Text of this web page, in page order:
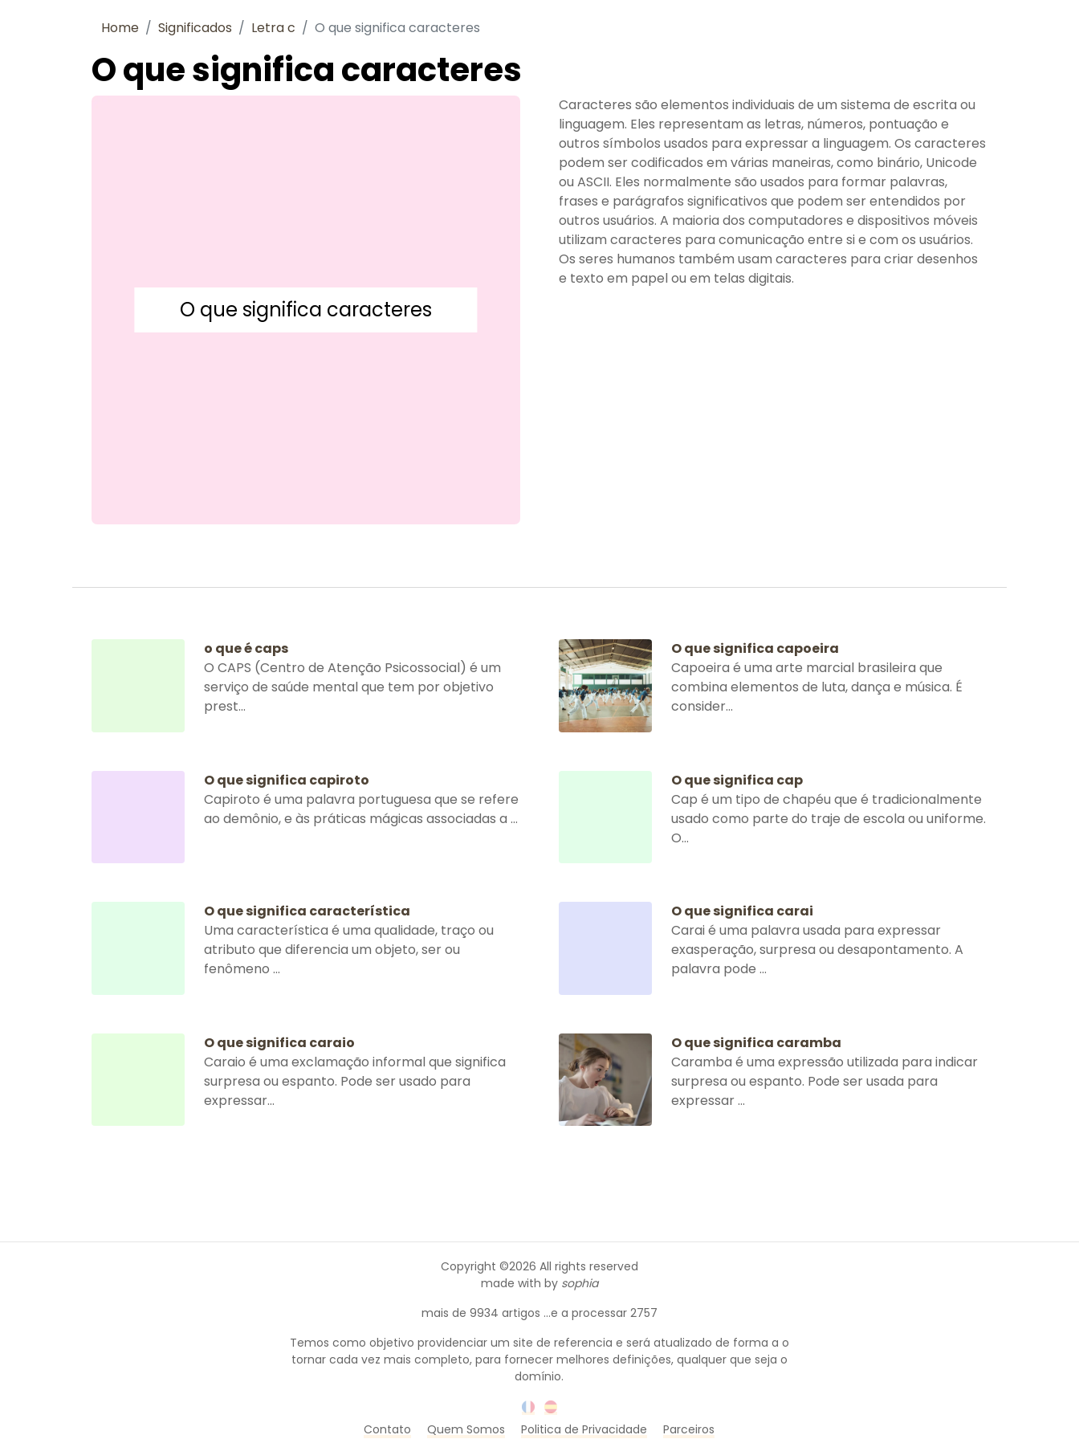
Home Significados Letra c O que significa caracteres
O que significa caracteres
O que significa caracteres
Caracteres são elementos individuais de um sistema de escrita ou
linguagem. Eles representam as letras, números, pontuação e
outros símbolos usados para expressar a linguagem. Os caracteres
podem ser codificados em várias maneiras, como binário, Unicode
ou ASCII. Eles normalmente são usados para formar palavras,
frases e parágrafos significativos que podem ser entendidos por
outros usuários. A maioria dos computadores e dispositivos móveis
utilizam caracteres para comunicação entre si e com os usuários.
Os seres humanos também usam caracteres para criar desenhos
e texto em papel ou em telas digitais.
o que é caps
O CAPS (Centro de Atenção Psicossocial) é um
serviço de saúde mental que tem por objetivo
prest...
O que significa capoeira
Capoeira é uma arte marcial brasileira que
combina elementos de luta, dança e música. É
consider...
O que significa capiroto
Capiroto é uma palavra portuguesa que se refere
ao demônio, e às práticas mágicas associadas a ...
O que significa cap
Cap é um tipo de chapéu que é tradicionalmente
usado como parte do traje de escola ou uniforme.
O...
O que significa característica
Uma característica é uma qualidade, traço ou
atributo que diferencia um objeto, ser ou
fenômeno ...
O que significa carai
Carai é uma palavra usada para expressar
exasperação, surpresa ou desapontamento. A
palavra pode ...
O que significa caraio
Caraio é uma exclamação informal que significa
surpresa ou espanto. Pode ser usado para
expressar...
O que significa caramba
Caramba é uma expressão utilizada para indicar
surpresa ou espanto. Pode ser usada para
expressar ...
Copyright ©2026 All rights reserved
made with by sophia
mais de 9934 artigos ...e a processar 2757
Temos como objetivo providenciar um site de referencia e será atualizado de forma a o
tornar cada vez mais completo, para fornecer melhores definições, qualquer que seja o
domínio.
Contato Quem Somos Politica de Privacidade Parceiros